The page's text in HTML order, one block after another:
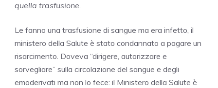
quella trasfusione.
Le fanno una trasfusione di sangue ma era infetto, il
ministero della Salute è stato condannato a pagare un
risarcimento. Doveva “dirigere, autorizzare e
sorvegliare” sulla circolazione del sangue e degli
emoderivati ma non lo fece: il Ministero della Salute è